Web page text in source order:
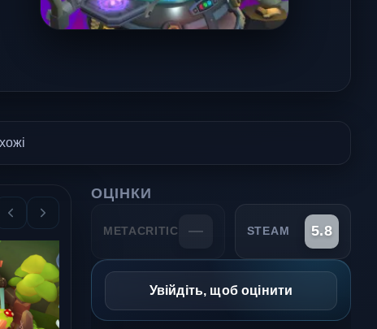
ОЦІНКИ
METACRITIC — STEAM 5.8
Увійдіть, щоб оцінити